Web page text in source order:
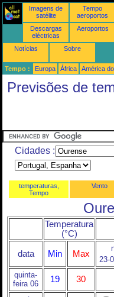
Imagens de
satélite
Tempo
aeroportos
Descargas
eléctricas
Aeroportos
Notícias Sobre
Tempo : Europa África América
Previsões de
Cidades :
temperaturas,
Tempo
Vento
Temperatura
(°C)
data Min Max
23-
quinta-
feira 06
19 30